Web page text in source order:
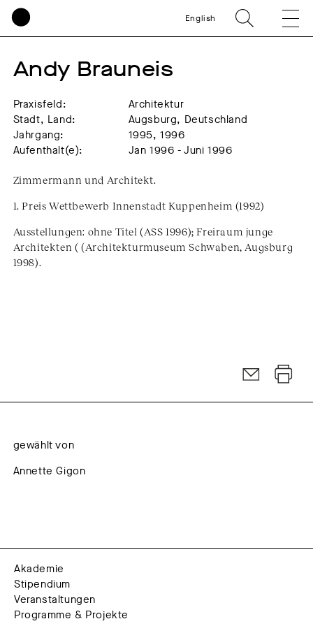
English
Andy Brauneis
Praxisfeld:
Architektur
Stadt, Land:
Augsburg, Deutschland
Jahrgang:
1995, 1996
Aufenthalt(e):
Jan 1996 - Juni 1996
Zimmermann und Architekt.
1. Preis Wettbewerb Innenstadt Kuppenheim (1992)
Ausstellungen: ohne Titel (ASS 1996); Freiraum junge
Architekten ( (Architekturmuseum Schwaben, Augsburg
1998).
gewählt von
Annette Gigon
Akademie
Stipendium
Veranstaltungen
Programme & Projekte